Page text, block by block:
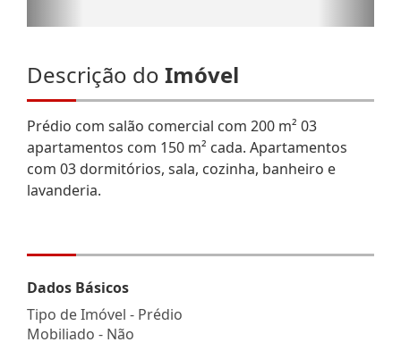
Descrição do Imóvel
Prédio com salão comercial com 200 m² 03
apartamentos com 150 m² cada. Apartamentos
com 03 dormitórios, sala, cozinha, banheiro e
lavanderia.
Dados Básicos
Tipo de Imóvel - Prédio
Mobiliado - Não